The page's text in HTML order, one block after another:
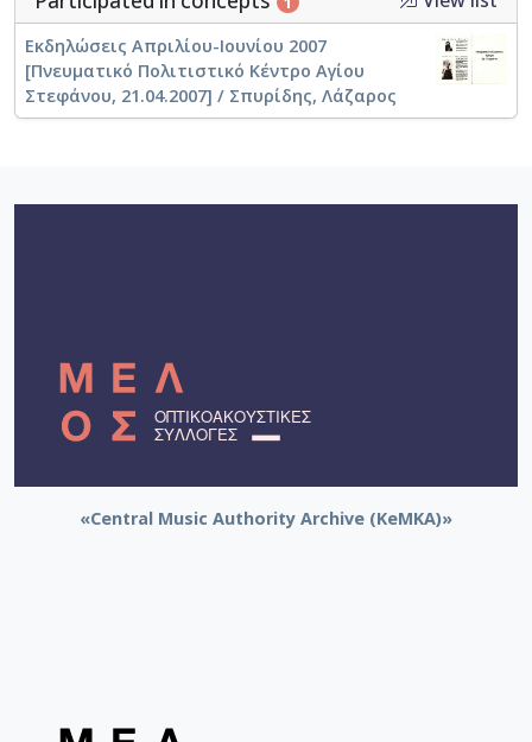
Εκδηλώσεις Απριλίου-Ιουνίου 2007
[Πνευματικό Πολιτιστικό Κέντρο Αγίου
Στεφάνου, 21.04.2007] / Σπυρίδης, Λάζαρος
«Central Music Authority Archive (KeMKA)»